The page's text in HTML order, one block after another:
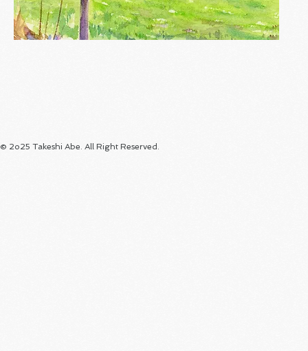
© 2o25 Takeshi Abe. All Right Reserved.